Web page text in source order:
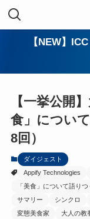
【NEW】
【一挙公開
食」につい
8回）
ダイジェスト
Appify Technologies
「美食」について語りつ
サマリー
シンクロ
変態美食家
大人の教